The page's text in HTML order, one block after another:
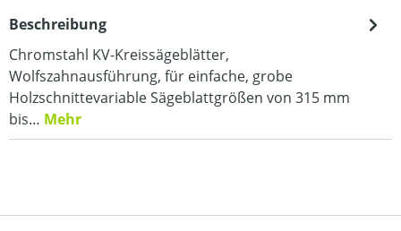
Beschreibung
Chromstahl KV-Kreissägeblätter,
Wolfszahnausführung, für einfache, grobe
Holzschnittevariable Sägeblattgrößen von 315 mm
bis… Mehr